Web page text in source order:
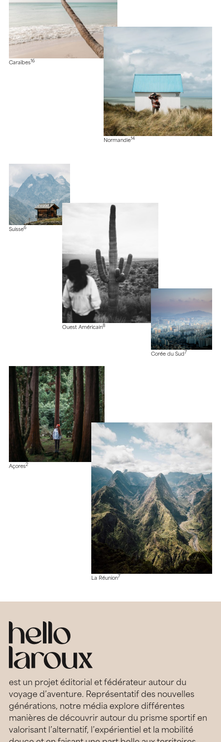
Caraïbes16
Normandie14
Suisse6
Ouest Américain8
Corée du Sud 7
Açores2
La Réunion7
est un projet éditorial et fédérateur autour du
voyage d’aventure. Représentatif des nouvelles
générations, notre média explore différentes
manières de découvrir autour du prisme sportif en
valorisant l’alternatif, l’expérientiel et la mobilité